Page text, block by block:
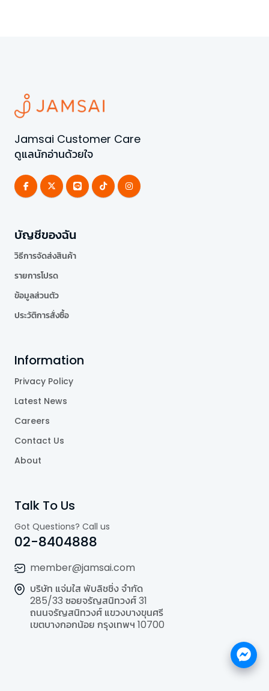
Jamsai Customer Care
ดูแลนักอ่านด้วยใจ
บัญชีของฉัน
วิธีการจัดส่งสินค้า
รายการโปรด
ข้อมูลส่วนตัว
ประวัติการสั่งซื้อ
Information
Privacy Policy
Latest News
Careers
Contact Us
About
Talk To Us
Got Questions? Call us
02-8404888
member@jamsai.com
บริษัท แจ่มใส พับลิชชิ่ง จำกัด
285/33 ซอยจรัญสนิทวงศ์ 31
ถนนจรัญสนิทวงศ์ แขวงบางขุนศรี
เขตบางกอกน้อย กรุงเทพฯ 10700